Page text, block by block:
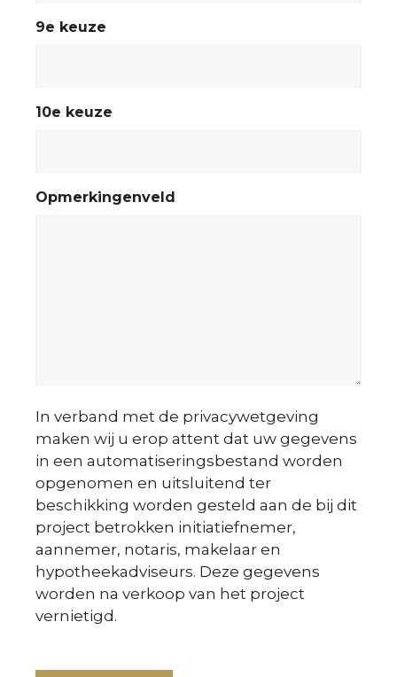
9e keuze
10e keuze
Opmerkingenveld
In verband met de privacywetgeving
maken wij u erop attent dat uw gegevens
in een automatiseringsbestand worden
opgenomen en uitsluitend ter
beschikking worden gesteld aan de bij dit
project betrokken initiatiefnemer,
aannemer, notaris, makelaar en
hypotheekadviseurs. Deze gegevens
worden na verkoop van het project
vernietigd.